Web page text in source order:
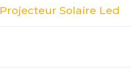
Projecteur Solaire Led